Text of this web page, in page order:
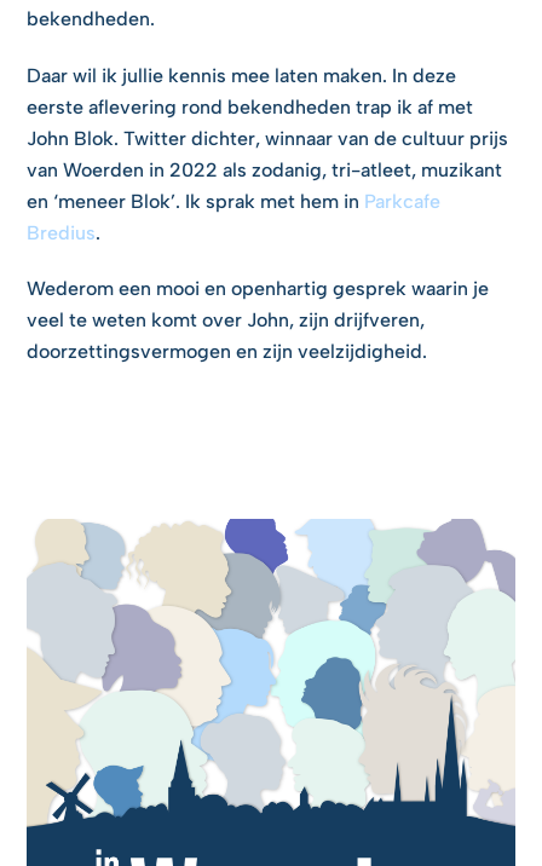
bekendheden.
Daar wil ik jullie kennis mee laten maken. In deze
eerste aflevering rond bekendheden trap ik af met
John Blok. Twitter dichter, winnaar van de cultuur prijs
van Woerden in 2022 als zodanig, tri-atleet, muzikant
en ‘meneer Blok’. Ik sprak met hem in Parkcafe
Bredius.
Wederom een mooi en openhartig gesprek waarin je
veel te weten komt over John, zijn drijfveren,
doorzettingsvermogen en zijn veelzijdigheid.